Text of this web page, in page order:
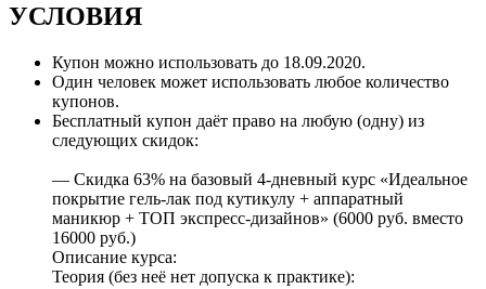
УСЛОВИЯ
Купон можно использовать до 18.09.2020.
Один человек может использовать любое количество
купонов.
Бесплатный купон даёт право на любую (одну) из
следующих скидок:
— Скидка 63% на базовый 4-дневный курс «Идеальное
покрытие гель-лак под кутикулу + аппаратный
маникюр + ТОП экспресс-дизайнов» (6000 руб. вместо
16000 руб.)
Описание курса:
Теория (без неё нет допуска к практике):